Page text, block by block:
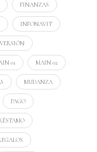
FINANZAS
INFONAVIT
01 MAIN 02
MUDANZA
PAGO